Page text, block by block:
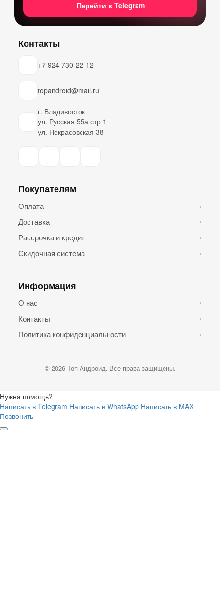
Перейти в Telegram
Контакты
+7 924 730-22-12
topandroid@mail.ru
г. Владивосток
ул. Русская 55а стр 1
ул. Некрасовская 38
Покупателям
Оплата ›
Доставка ›
Рассрочка и кредит ›
Скидочная система ›
Информация
О нас ›
Контакты ›
Политика конфиденциальности ›
© 2026 Топ Андроид. Все права защищены.
Нужна помощь?
Написать в Telegram Написать в WhatsApp Написать в MAX
Позвонить